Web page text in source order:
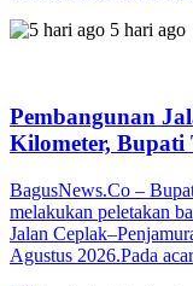
5 hari ago
Pembangunan
Kilometer, Bupati
BagusNews.Co –
melakukan peletakan
Jalan
Agustus 2026.Pada